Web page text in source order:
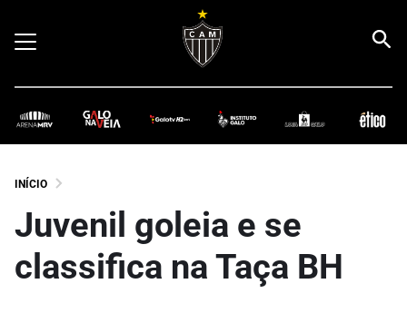
INÍCIO
Juvenil goleia e se
classifica na Taça BH